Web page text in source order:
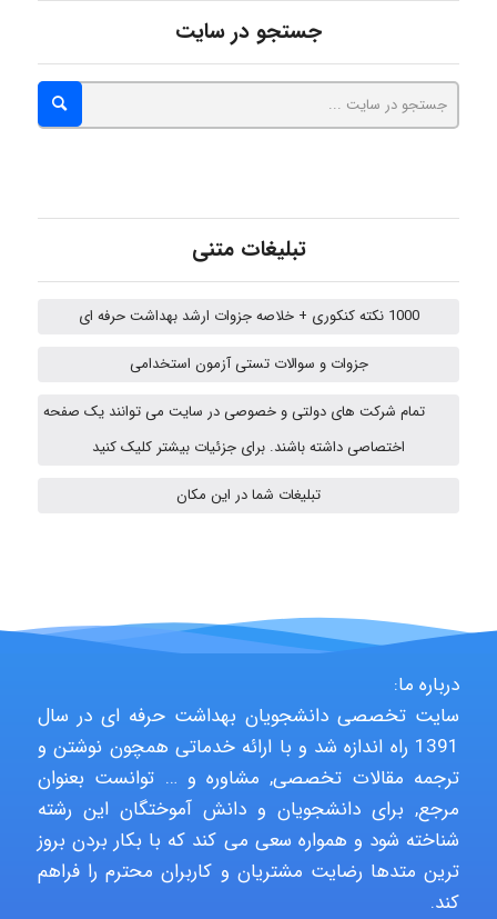
roya_boostani
ehtesham
Iman Hosseini
جستجو در سایت
تبلیغات متنی
1000 نکته کنکوری + خلاصه جزوات ارشد بهداشت حرفه ای
جزوات و سوالات تستی آزمون استخدامی
تمام شرکت های دولتی و خصوصی در سایت می توانند یک صفحه
اختصاصی داشته باشند. برای جزئیات بیشتر کلیک کنید
تبلیغات شما در این مکان
درباره ما:
سایت تخصصی دانشجویان بهداشت حرفه ای در سال
1391 راه اندازه شد و با ارائه خدماتی همچون نوشتن و
ترجمه مقالات تخصصی, مشاوره و … توانست بعنوان
مرجع, برای دانشجویان و دانش آموختگان این رشته
شناخته شود و همواره سعی می کند که با بکار بردن بروز
ترین متدها رضایت مشتریان و کاربران محترم را فراهم
کند.